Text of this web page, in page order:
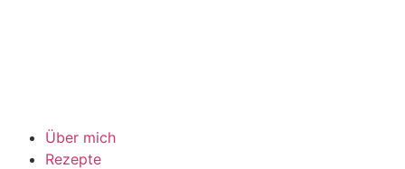
Über mich
Rezepte